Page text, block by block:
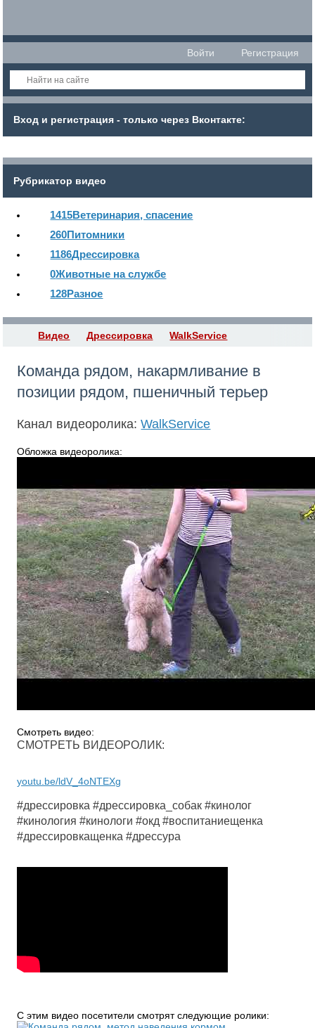
Войти Регистрация
Вход и регистрация - только через Вконтакте:
Рубрикатор видео
1415Ветеринария, спасение
260Питомники
1186Дрессировка
0Животные на службе
128Разное
Видео Дрессировка WalkService
Команда рядом, накармливание в
позиции рядом, пшеничный терьер
Канал видеоролика:WalkService
Обложка видеоролика:
Смотреть видео:
СМОТРЕТЬ ВИДЕОРОЛИК:
youtu.be/ldV_4oNTEXg
#дрессировка #дрессировка_собак #кинолог
#кинология #кинологи #окд #воспитаниещенка
#дрессировкащенка #дрессура
С этим видео посетители смотрят следующие ролики: